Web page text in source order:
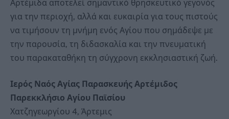
Αρτέμιδα αποτελεί σημαντικό θρησκευτικό γεγονός
για την περιοχή, αλλά και ευκαιρία για τους πιστούς
να τιμήσουν τη μνήμη ενός Αγίου που σημάδεψε με
την παρουσία, τη διδασκαλία και την πνευματική
του παρακαταθήκη τη σύγχρονη εκκλησιαστική ζωή.
Ιερός Ναός Αγίας Παρασκευής Αρτέμιδος
Παρεκκλήσιο Αγίου Παϊσίου
Χατζηγεωργίου 4, Άρτεμις